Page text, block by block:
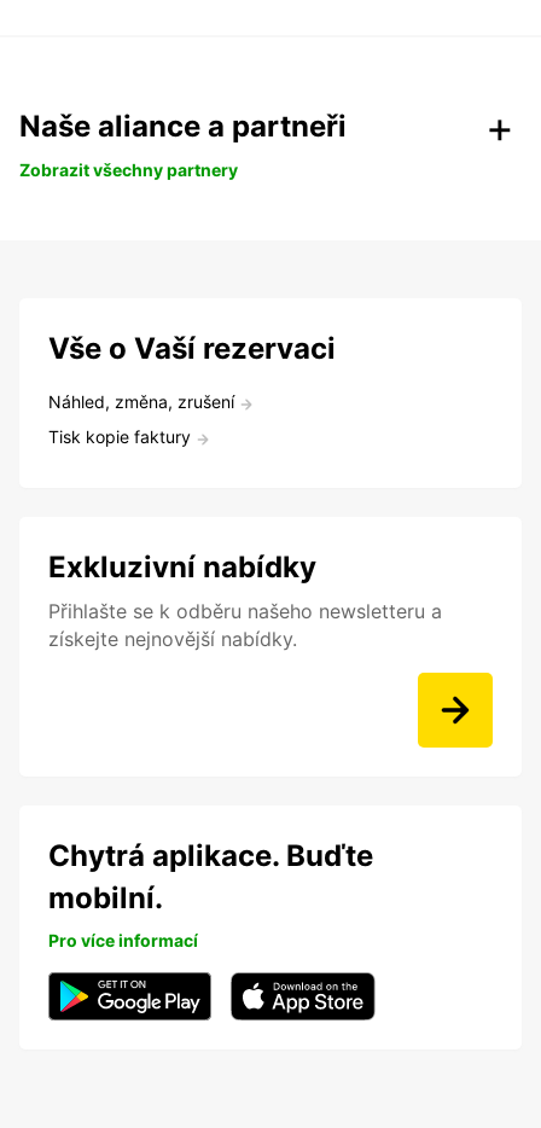
Naše aliance a partneři
Zobrazit všechny partnery
Vše o Vaší rezervaci
Náhled, změna, zrušení
Tisk kopie faktury
Exkluzivní nabídky
Přihlašte se k odběru našeho newsletteru a
získejte nejnovější nabídky.
Chytrá aplikace. Buďte
mobilní.
Pro více informací